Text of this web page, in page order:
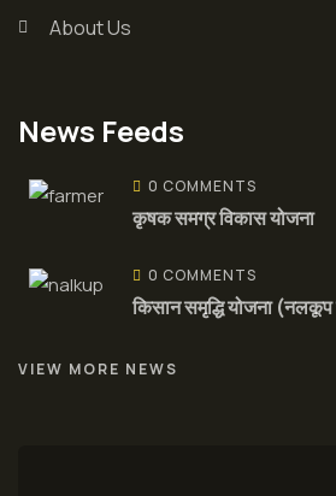
About Us
News Feeds
0 COMMENTS
कृषक समग्र विकास योजना
0 COMMENTS
किसान समृद्धि योजना
VIEW MORE NEWS